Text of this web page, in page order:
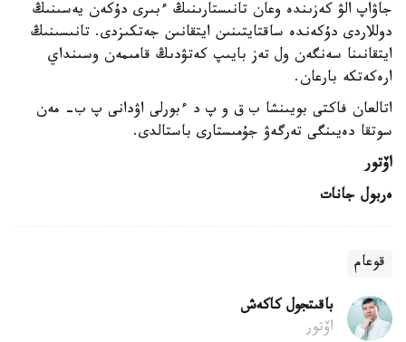
جاۋاپ الۋ كەزىندە وعان تانىستارىنىڭ ءبىرى دۇكەن يەسىنىڭ
دوللاردى دۇكەندە ساقتايتىنىن ايتقانىن جەتكىزدى. تانىسىنىڭ
ايتقانىنا سەنگەن ول تەز بايىپ كەتۋدىڭ قامىمەن وسىنداي
ارەكەتكە بارعان.
اتالعان فاكتى بويىنشا ب ق و پ د ءبورلى اۋدانى پ ب- مەن
سوتقا دەيىنگى تەرگەۋ جۇمىستارى باستالدى.
اۆتور
ەربول جانات
قوعام
باقىتجول كاكەش
اۆتور